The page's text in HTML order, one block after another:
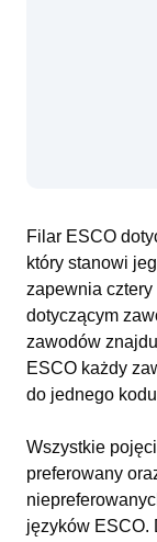
Filar ESCO
który stanowi
zapewnia
dotyczącym
zawodów
ESCO każdy
do jednego
Wszystkie
preferowany
języków ESCO.